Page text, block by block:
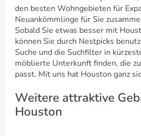
den besten Wohngebieten für
Neuankömmlinge für Sie
Sobald Sie etwas besser mit
können Sie durch Nestpicks
Suche und die Suchfilter in
möblierte Unterkunft finden, die
passt. Mit uns hat Houston ganz
Weitere attraktive
Houston